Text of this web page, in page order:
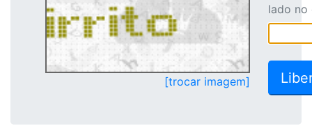
[trocar imagem]
lado no